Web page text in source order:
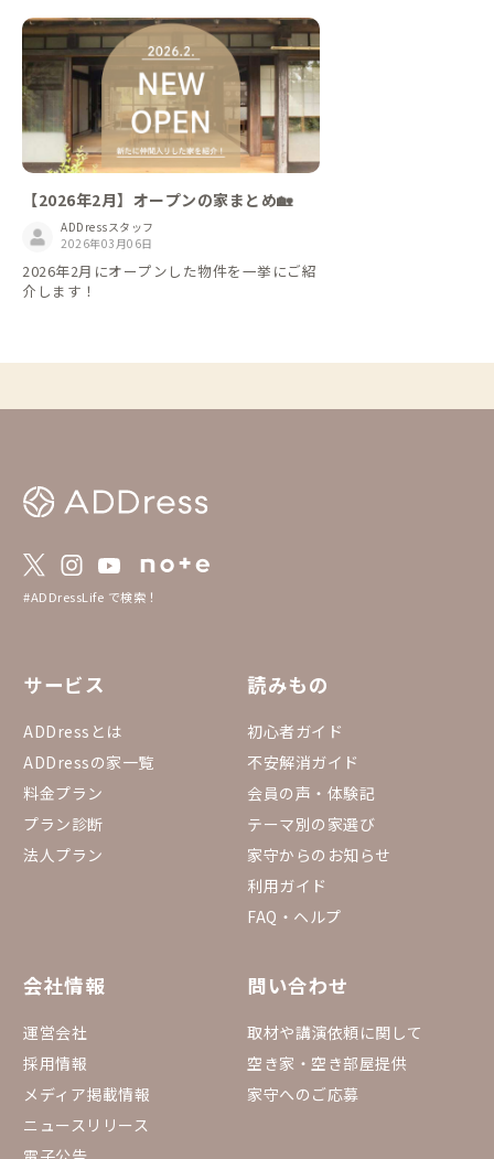
【2026年2月】オープンの家まとめ🏡
ADDressスタッフ
2026年03月06日
2026年2月にオープンした物件を一挙にご紹
介します！
#ADDressLife で検索！
サービス
ADDressとは
ADDressの家一覧
料金プラン
プラン診断
法人プラン
読みもの
初心者ガイド
不安解消ガイド
会員の声・体験記
テーマ別の家選び
家守からのお知らせ
利用ガイド
FAQ・ヘルプ
会社情報
運営会社
採用情報
メディア掲載情報
ニュースリリース
問い合わせ
取材や講演依頼に関して
空き家・空き部屋提供
家守へのご応募